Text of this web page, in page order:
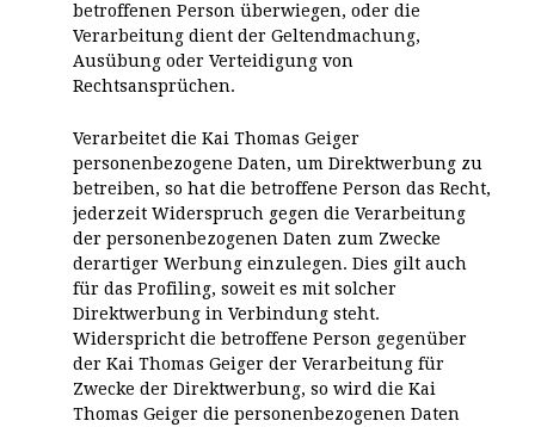
betroffenen Person überwiegen, oder die
Verarbeitung dient der Geltendmachung,
Ausübung oder Verteidigung von
Rechtsansprüchen.
Verarbeitet die Kai Thomas Geiger
personenbezogene Daten, um Direktwerbung zu
betreiben, so hat die betroffene Person das Recht,
jederzeit Widerspruch gegen die Verarbeitung
der personenbezogenen Daten zum Zwecke
derartiger Werbung einzulegen. Dies gilt auch
für das Profiling, soweit es mit solcher
Direktwerbung in Verbindung steht.
Widerspricht die betroffene Person gegenüber
der Kai Thomas Geiger der Verarbeitung für
Zwecke der Direktwerbung, so wird die Kai
Thomas Geiger die personenbezogenen Daten